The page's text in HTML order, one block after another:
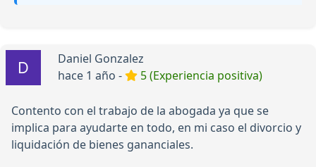
Daniel Gonzalez
hace 1 año -
5 (Experiencia positiva)
Contento con el trabajo de la abogada ya que se
implica para ayudarte en todo, en mi caso el divorcio y
liquidación de bienes gananciales.